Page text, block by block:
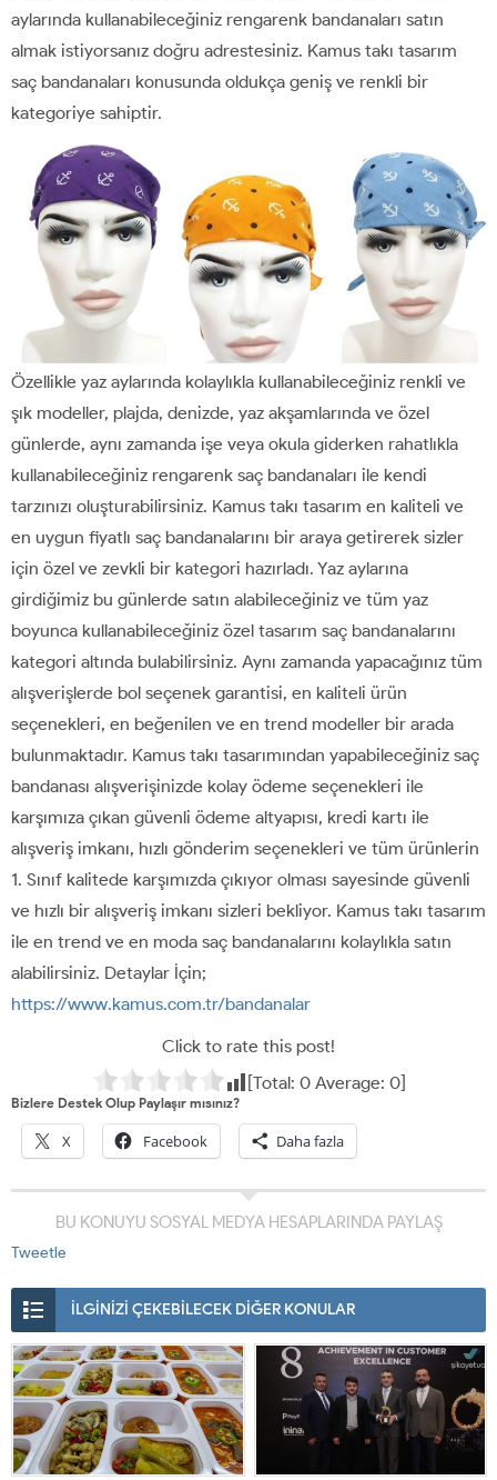
aylarında kullanabileceğiniz rengarenk bandanaları satın
almak istiyorsanız doğru adrestesiniz. Kamus takı tasarım
saç bandanaları konusunda oldukça geniş ve renkli bir
kategoriye sahiptir.
Özellikle yaz aylarında kolaylıkla kullanabileceğiniz renkli ve
şık modeller, plajda, denizde, yaz akşamlarında ve özel
günlerde, aynı zamanda işe veya okula giderken rahatlıkla
kullanabileceğiniz rengarenk saç bandanaları ile kendi
tarzınızı oluşturabilirsiniz. Kamus takı tasarım en kaliteli ve
en uygun fiyatlı saç bandanalarını bir araya getirerek sizler
için özel ve zevkli bir kategori hazırladı. Yaz aylarına
girdiğimiz bu günlerde satın alabileceğiniz ve tüm yaz
boyunca kullanabileceğiniz özel tasarım saç bandanalarını
kategori altında bulabilirsiniz. Aynı zamanda yapacağınız tüm
alışverişlerde bol seçenek garantisi, en kaliteli ürün
seçenekleri, en beğenilen ve en trend modeller bir arada
bulunmaktadır. Kamus takı tasarımından yapabileceğiniz saç
bandanası alışverişinizde kolay ödeme seçenekleri ile
karşımıza çıkan güvenli ödeme altyapısı, kredi kartı ile
alışveriş imkanı, hızlı gönderim seçenekleri ve tüm ürünlerin
1. Sınıf kalitede karşımızda çıkıyor olması sayesinde güvenli
ve hızlı bir alışveriş imkanı sizleri bekliyor. Kamus takı tasarım
ile en trend ve en moda saç bandanalarını kolaylıkla satın
alabilirsiniz. Detaylar İçin;
https://www.kamus.com.tr/bandanalar
Click to rate this post!
[Total: 0Average: 0]
Bizlere Destek Olup Paylaşır mısınız?
X Facebook Daha fazla
BU KONUYU SOSYAL MEDYA HESAPLARINDA PAYLAŞ
Tweetle
İLGİNİZİ ÇEKEBİLECEK DİĞER KONULAR